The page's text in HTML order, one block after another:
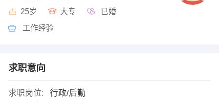
25岁 大专 已婚
工作经验
求职意向
求职岗位:
行政/后勤